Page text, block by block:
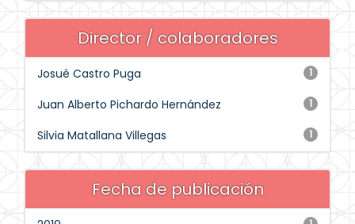
Director / colaboradores
1
Josué Castro Puga
1
Juan Alberto Pichardo Hernández
1
Silvia Matallana Villegas
Fecha de publicación